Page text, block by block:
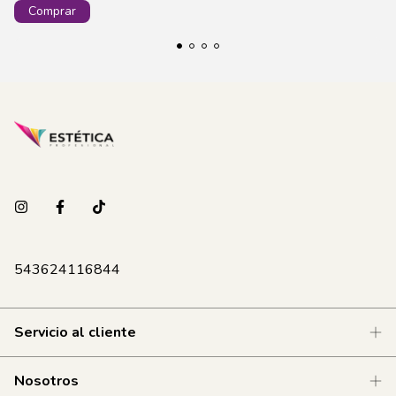
543624116844
Servicio al cliente
Nosotros